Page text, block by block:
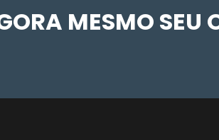
MESMO SEU